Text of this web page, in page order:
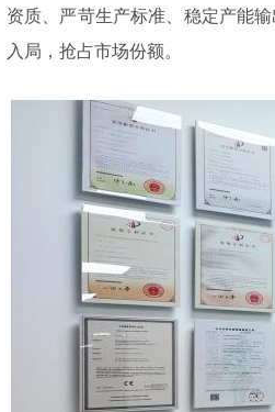
资质、严苛生产标准、稳定产能
入局，抢占市场份额。